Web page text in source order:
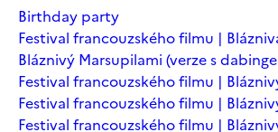
Birthday party
Festival francouzského filmu |
Bláznivý Marsupilami (verze s
Festival francouzského filmu |
Festival francouzského filmu |
Festival francouzského filmu |